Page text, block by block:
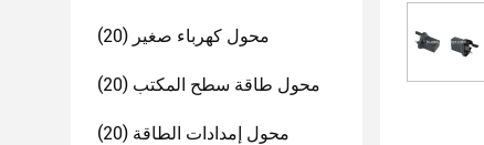
محول كهرباء صغير (20)
محول طاقة سطح المكتب (20)
محول إمدادات الطاقة (20)